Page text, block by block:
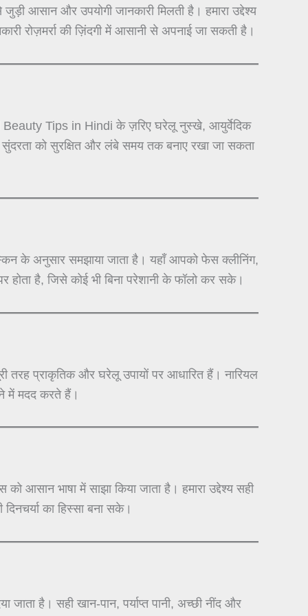
आसान और उपयोगी जानकारी मिलती है। हमारा उद्देश्य
रोज़मर्रा की ज़िंदगी में आसानी से अपनाई जा सकती है।
Beauty Tips in Hindi के ज़रिए घरेलू नुस्खे, आयुर्वेदिक
को सुरक्षित और लंबे समय तक बनाए रखा जा सकता
के अनुसार समझाया जाता है। यहाँ आपको फेस क्लीनिंग,
है, जिसे कोई भी बिना परेशानी के फॉलो कर सके।
प्राकृतिक और घरेलू उपायों पर आधारित हैं। नारियल
में मदद करते हैं।
भाषा में साझा किया जाता है। हमारा उद्देश्य सही
का हिस्सा बना सके।
है। सही खान-पान, पर्याप्त पानी, अच्छी नींद और